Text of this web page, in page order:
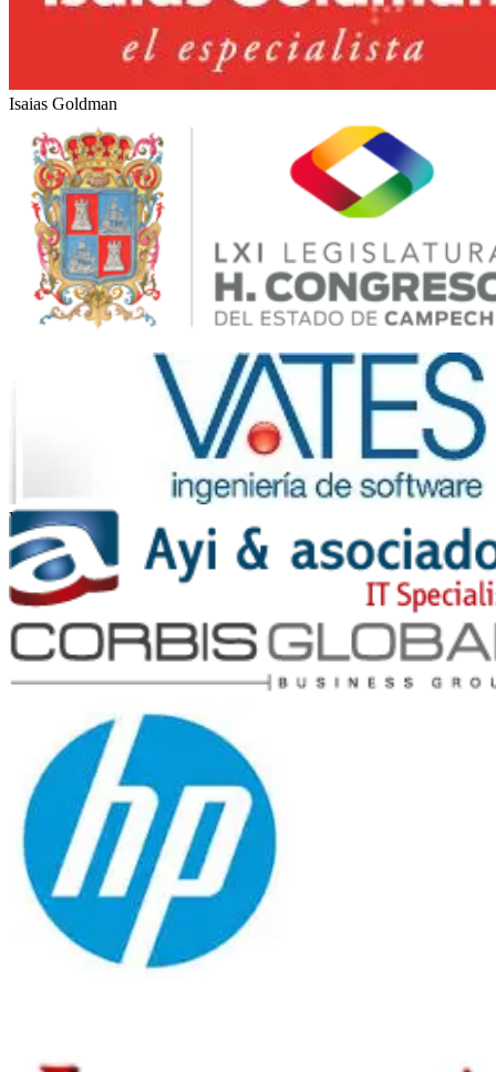
Isaias Goldman
LXI Legislatura del Estado de Campeche (México)
Vates
Ayi y Asociados